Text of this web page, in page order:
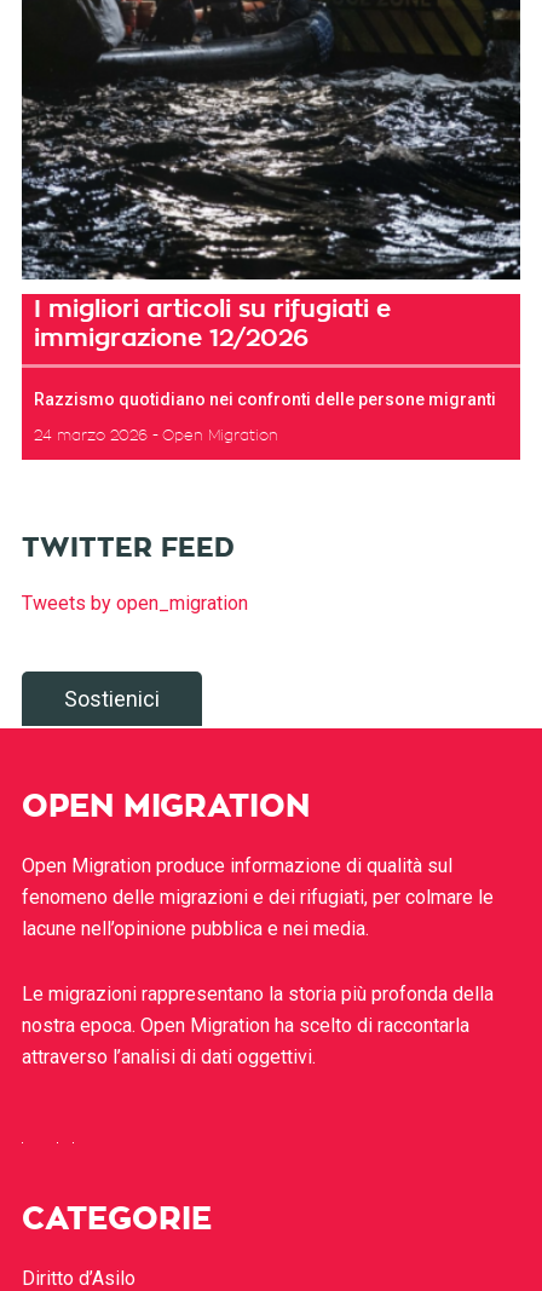
I migliori articoli su rifugiati e
immigrazione 12/2026
Razzismo quotidiano nei confronti delle persone migranti
24 marzo 2026 Open Migration
TWITTER FEED
Tweets by open_migration
Sostienici
OPEN MIGRATION
Open Migration produce informazione di qualità sul
fenomeno delle migrazioni e dei rifugiati, per colmare le
lacune nell’opinione pubblica e nei media.
Le migrazioni rappresentano la storia più profonda della
nostra epoca. Open Migration ha scelto di raccontarla
attraverso l’analisi di dati oggettivi.
CATEGORIE
Diritto d’Asilo